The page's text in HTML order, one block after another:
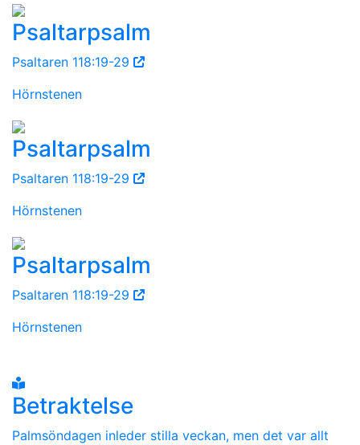
Psaltarpsalm
Psaltaren 118:19-29
Hörnstenen
Psaltarpsalm
Psaltaren 118:19-29
Hörnstenen
Psaltarpsalm
Psaltaren 118:19-29
Hörnstenen
Betraktelse
Palmsöndagen inleder stilla veckan, men det var allt